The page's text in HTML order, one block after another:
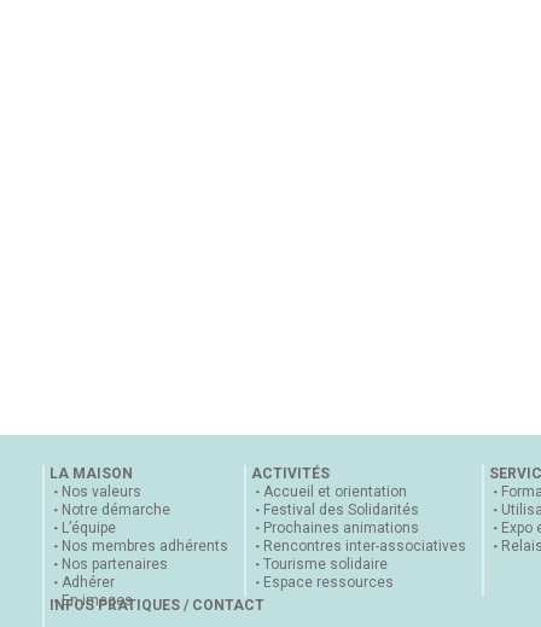
LA MAISON
Nos valeurs
Notre démarche
L’équipe
Nos membres adhérents
Nos partenaires
Adhérer
En images
ACTIVITÉS
Accueil et orientation
Festival des Solidarités
Prochaines animations
Rencontres inter-associatives
Tourisme solidaire
Espace ressources
Expo
INFOS PRATIQUES / CONTACT